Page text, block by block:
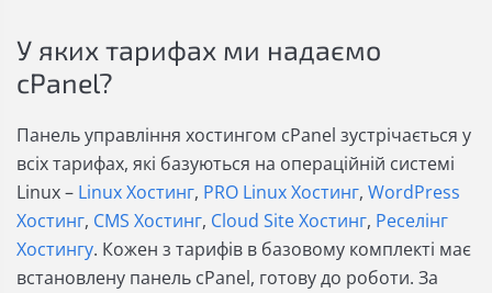
У яких тарифах ми надаємо
cPanel?
Панель управління хостингом cPanel зустрічається у
всіх тарифах, які базуються на операційній системі
Linux – Linux Хостинг, PRO Linux Хостинг, WordPress
Хостинг, СMS Хостинг, Cloud Site Хостинг, Реселінг
Хостингу. Кожен з тарифів в базовому комплекті має
встановлену панель cPanel, готову до роботи. За